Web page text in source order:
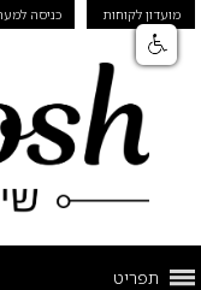
מועדון לקוחות כניסה
תפריט